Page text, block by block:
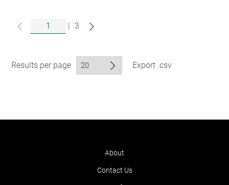
| 3
Results per page Export .csv
About
Contact Us